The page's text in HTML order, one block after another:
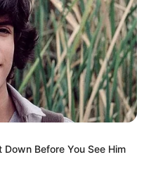
Before You See Him